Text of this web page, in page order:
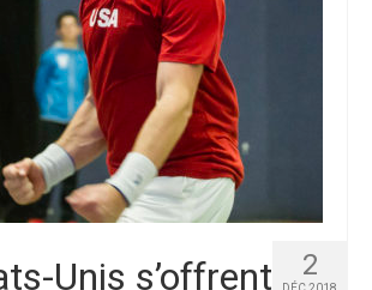
2
Unis s’offrent